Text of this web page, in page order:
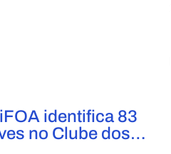
identifica 83
no Clube dos